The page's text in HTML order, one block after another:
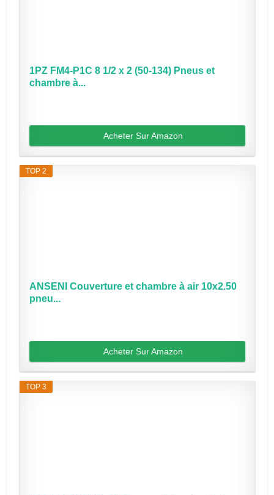
1PZ FM4-P1C 8 1/2 x 2 (50-134) Pneus et
chambre à...
Acheter Sur Amazon
TOP 2
ANSENI Couverture et chambre à air 10x2.50
pneu...
Acheter Sur Amazon
TOP 3